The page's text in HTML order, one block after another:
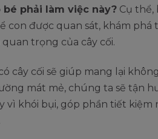
phải làm việc này? Cụ thể,
con được quan sát, khám phá
trọng của cây cối.
cây cối sẽ giúp mang lại
mát mẻ, chúng ta sẽ tận
khói bụi, góp phần tiết kiệm